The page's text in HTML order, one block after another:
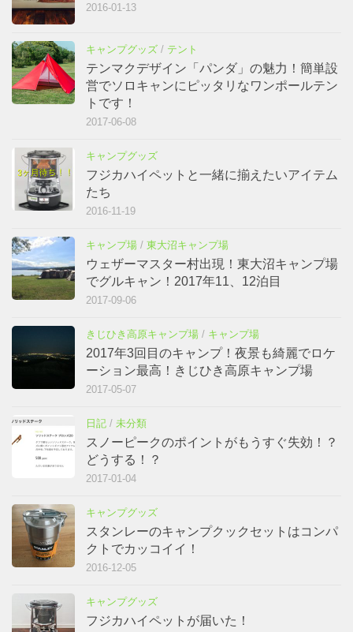
2016-01-13
キャンプグッズ / テント
テンマクデザイン「パンダ」の魅力！簡単設
営でソロキャンにピッタリなワンポールテン
トです！
2017-06-08
キャンプグッズ
フジカハイペットと一緒に揃えたいアイテム
たち
2016-11-19
キャンプ場 / 東大沼キャンプ場
ウェザーマスター村出現！東大沼キャンプ場
でグルキャン！2017年11、12泊目
2017-09-06
きじひき高原キャンプ場 / キャンプ場
2017年3回目のキャンプ！夜景も綺麗でロケ
ーション最高！きじひき高原キャンプ場
2017-05-07
日記 / 未分類
スノーピークのポイントがもうすぐ失効！？
どうする！？
2017-01-04
キャンプグッズ
スタンレーのキャンプクックセットはコンパ
クトでカッコイイ！
2016-12-05
キャンプグッズ
フジカハイペットが届いた！